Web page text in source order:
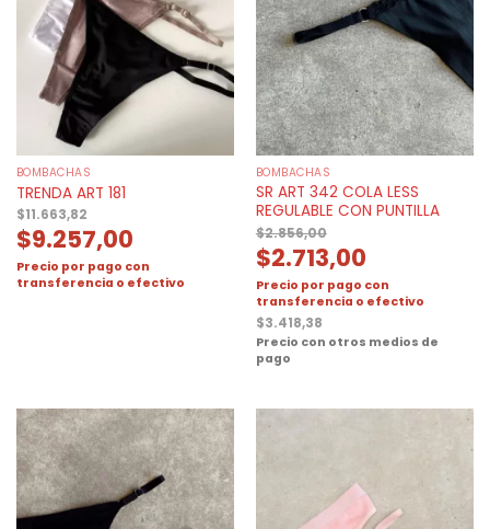
BOMBACHAS
TRENDA ART 181
$11.663,82
$9.257,00
Precio por pago con
transferencia o efectivo
BOMBACHAS
SR ART 342 COLA LESS
REGULABLE CON PUNTILLA
$2.856,00
$2.713,00
Precio por pago con
transferencia o efectivo
$3.418,38
Precio con otros medios de
pago